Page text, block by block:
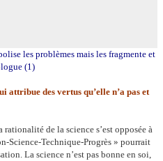
les problèmes mais les fragmente et
(1)
attribue des vertus qu’elle n’a pas et
de la science s’est opposée à
Science-Technique-Progrès » pourrait
La science n’est pas bonne en soi,